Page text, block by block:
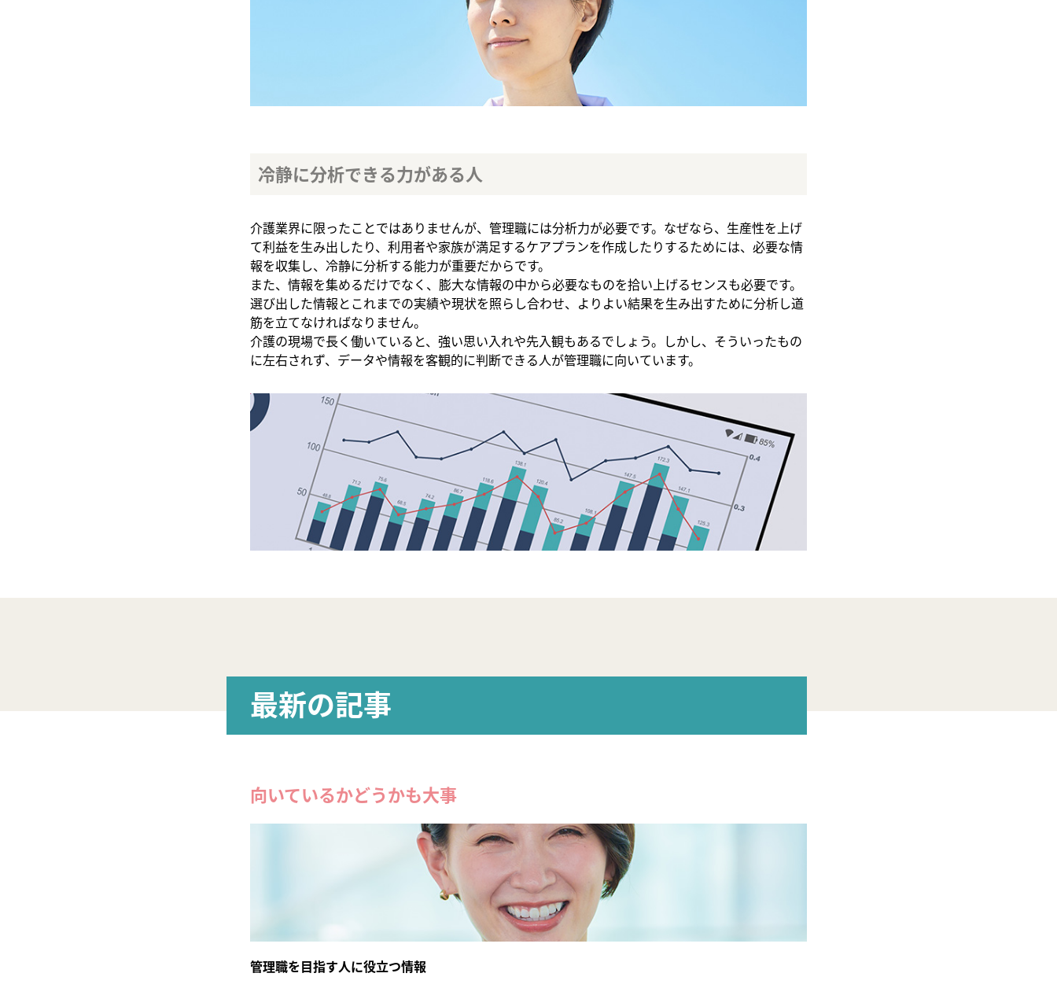
冷静に分析できる力がある人
介護業界に限ったことではありませんが、管理職には分析力が必要です。なぜなら、生産性を上げ
て利益を生み出したり、利用者や家族が満足するケアプランを作成したりするためには、必要な情
報を収集し、冷静に分析する能力が重要だからです。
また、情報を集めるだけでなく、膨大な情報の中から必要なものを拾い上げるセンスも必要です。
選び出した情報とこれまでの実績や現状を照らし合わせ、よりよい結果を生み出すために分析し道
筋を立てなければなりません。
介護の現場で長く働いていると、強い思い入れや先入観もあるでしょう。しかし、そういったもの
に左右されず、データや情報を客観的に判断できる人が管理職に向いています。
最新の記事
向いているかどうかも大事
管理職を目指す人に役立つ情報